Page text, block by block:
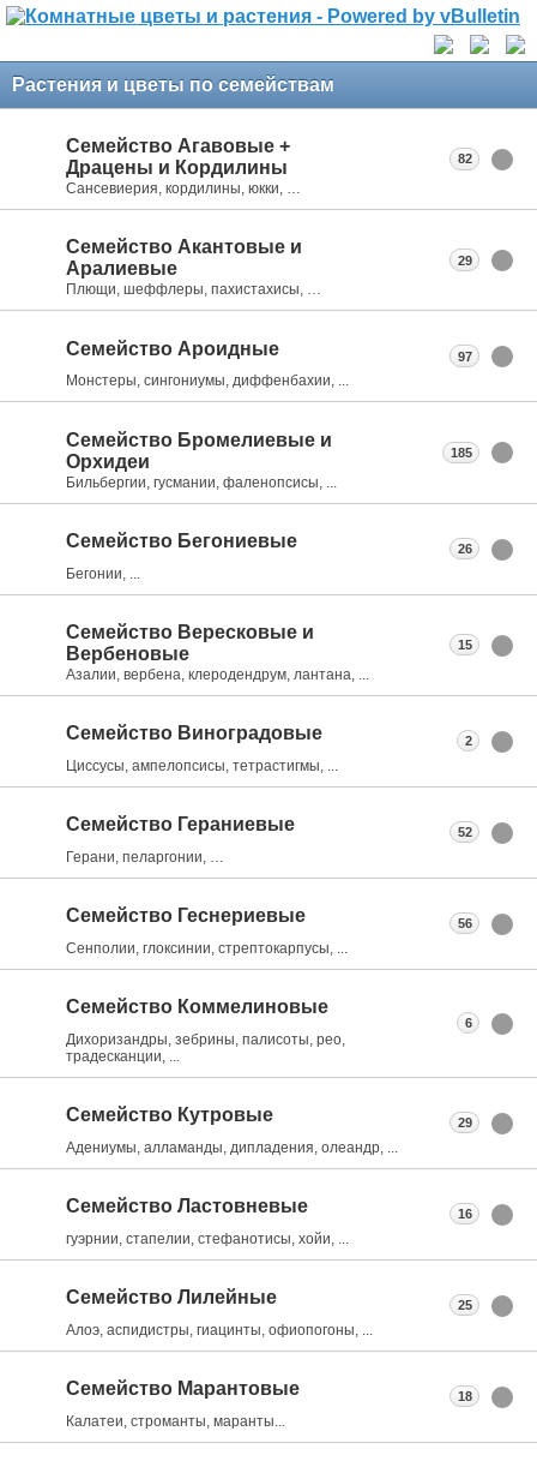
Растения и цветы по семействам
Семейство Агавовые +
Драцены и Кордилины
Сансевиерия, кордилины, юкки, …
82
Семейство Акантовые и
Аралиевые
Плющи, шеффлеры, пахистахисы, …
29
Семейство Ароидные
Монстеры, сингониумы, диффенбахии, ...
97
Семейство Бромелиевые и
Орхидеи
Бильбергии, гусмании, фаленопсисы, ...
185
Семейство Бегониевые
Бегонии, ...
26
Семейство Вересковые и
Вербеновые
Азалии, вербена, клеродендрум, лантана, ...
15
Семейство Виноградовые
Циссусы, ампелопсисы, тетрастигмы, ...
2
Семейство Гераниевые
Герани, пеларгонии, …
52
Семейство Геснериевые
Сенполии, глоксинии, стрептокарпусы, ...
56
Семейство Коммелиновые
Дихоризандры, зебрины, палисоты, рео,
традесканции, ...
6
Семейство Кутровые
Адениумы, алламанды, дипладения, олеандр, ...
29
Семейство Ластовневые
гуэрнии, стапелии, стефанотисы, хойи, ...
16
Семейство Лилейные
Алоэ, аспидистры, гиацинты, офиопогоны, ...
25
Семейство Марантовые
Калатеи, строманты, маранты...
18